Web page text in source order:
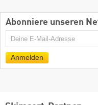
Abonniere unseren
E-
Mail
Anmelden